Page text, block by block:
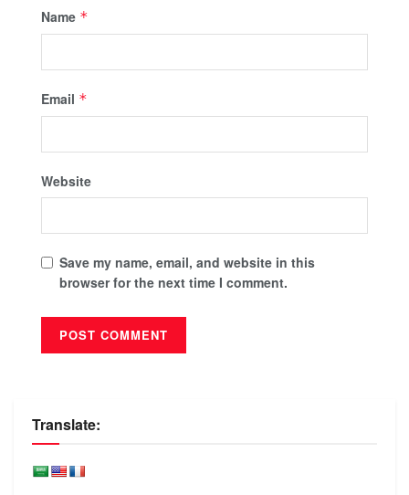
Name *
Email *
Website
Save my name, email, and website in this
browser for the next time I comment.
Translate: